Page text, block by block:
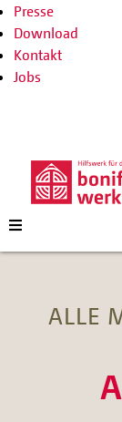
Presse
Download
Kontakt
Jobs
ALLE